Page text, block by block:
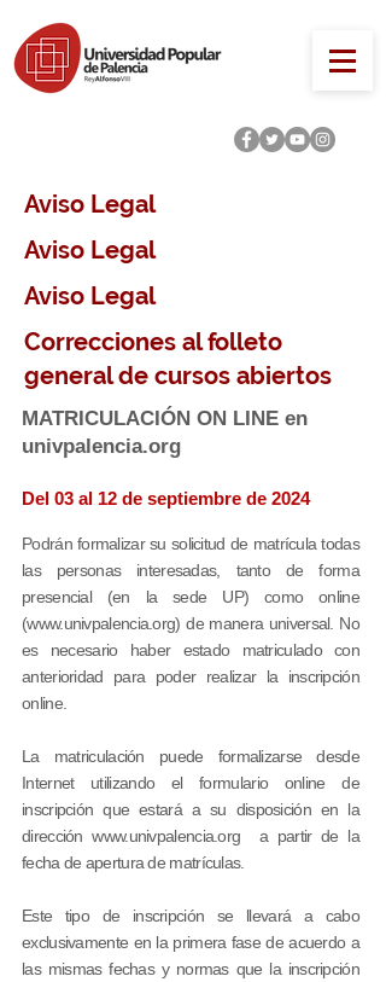
Aviso Legal
Aviso Legal
Aviso Legal
Correcciones al folleto
general de cursos abiertos
MATRICULACIÓN ON LINE en
univpalencia.org
Del 03 al 12 de septiembre de 2024
Podrán formalizar su solicitud de matrícula todas
las personas interesadas, tanto de forma
presencial (en la sede UP) como online
(www.univpalencia.org) de manera universal. No
es necesario haber estado matriculado con
anterioridad para poder realizar la inscripción
online.
La matriculación puede formalizarse desde
Internet utilizando el formulario online de
inscripción que estará a su disposición en la
direcciónwww.univpalencia.org a partir de la
fecha de apertura de matrículas.
Este tipo de inscripción se llevará a cabo
exclusivamente en la primera fase de acuerdo a
las mismas fechas y normas que la inscripción